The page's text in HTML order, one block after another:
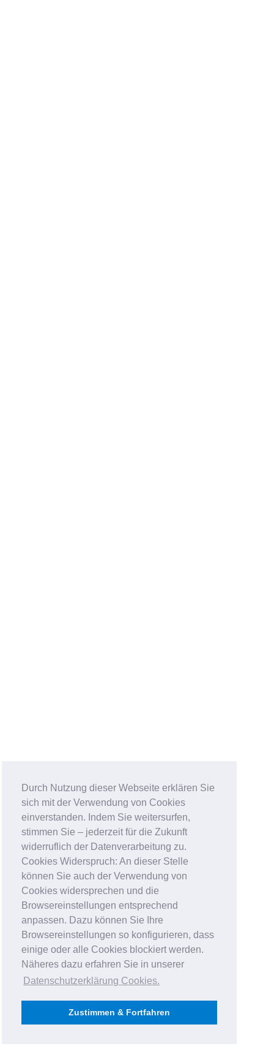
Durch Nutzung dieser Webseite erklären Sie
sich mit der Verwendung von Cookies
einverstanden. Indem Sie weitersurfen,
stimmen Sie – jederzeit für die Zukunft
widerruflich der Datenverarbeitung zu.
Cookies Widerspruch: An dieser Stelle
können Sie auch der Verwendung von
Cookies widersprechen und die
Browsereinstellungen entsprechend
anpassen. Dazu können Sie Ihre
Browsereinstellungen so konfigurieren, dass
einige oder alle Cookies blockiert werden.
Näheres dazu erfahren Sie in unserer
Datenschutzerklärung Cookies.
Zustimmen & Fortfahren